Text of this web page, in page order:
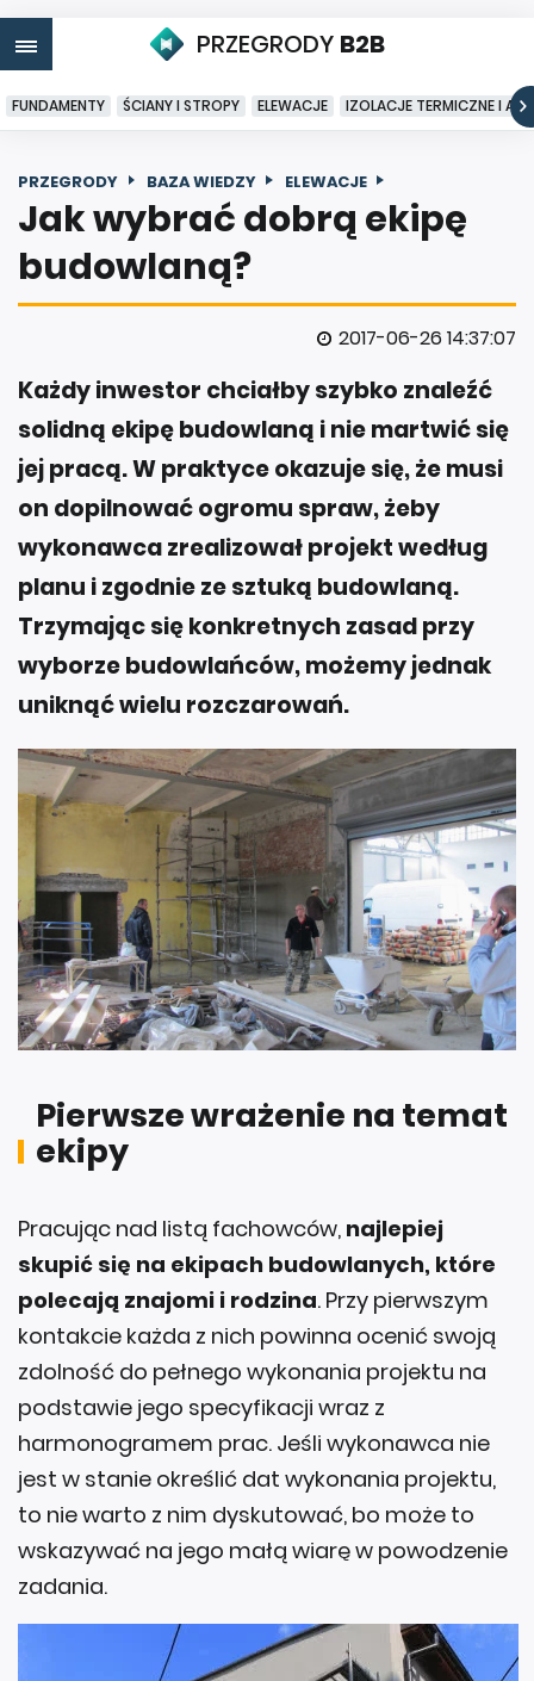
PRZEGRODY B2B
FUNDAMENTY ŚCIANY I STROPY ELEWACJE IZOLACJE TERMICZNE I
PRZEGRODY BAZA WIEDZY ELEWACJE
Jak wybrać dobrą ekipę
budowlaną?
2017-06-26 14:37:07
Każdy inwestor chciałby szybko znaleźć
solidną ekipę budowlaną i nie martwić się
jej pracą. W praktyce okazuje się, że musi
on dopilnować ogromu spraw, żeby
wykonawca zrealizował projekt według
planu i zgodnie ze sztuką budowlaną.
Trzymając się konkretnych zasad przy
wyborze budowlańców, możemy jednak
uniknąć wielu rozczarowań.
Pierwsze wrażenie na temat
ekipy
Pracując nad listą fachowców, najlepiej
skupić się na ekipach budowlanych, które
polecają znajomi i rodzina. Przy pierwszym
kontakcie każda z nich powinna ocenić swoją
zdolność do pełnego wykonania projektu na
podstawie jego specyfikacji wraz z
harmonogramem prac. Jeśli wykonawca nie
jest w stanie określić dat wykonania projektu,
to nie warto z nim dyskutować, bo może to
wskazywać na jego małą wiarę w powodzenie
zadania.